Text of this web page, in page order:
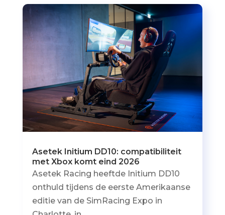
Asetek Initium DD10: compatibiliteit
met Xbox komt eind 2026
Asetek Racing heeftde Initium DD10
onthuld tijdens de eerste Amerikaanse
editie van de SimRacing Expo in